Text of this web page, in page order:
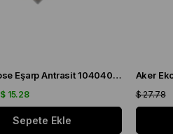
Aker Ekose Eşarp Antrasit 1040400 - 973 - 32693
$ 15.28
Sepete Ekle
$ 27.78